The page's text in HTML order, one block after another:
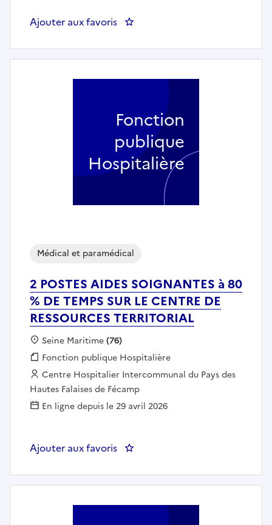
Ajouter aux favoris : AIDE-SOIGNANT(E) - Site Les
2 POSTES AIDES SOIGNANTES à 80
% DE TEMPS SUR LE CENTRE DE
RESSOURCES TERRITORIAL
Médical et paramédical
Localisation :
Seine Maritime(76)
Fonction publique :
Fonction publique Hospitalière
Employeur :
Centre Hospitalier Intercommunal du Pays des
Hautes Falaises de Fécamp
En ligne depuis le 29 avril 2026
Ajouter aux favoris : 2 POSTES AIDES
Fonction
publique
Hospitalière